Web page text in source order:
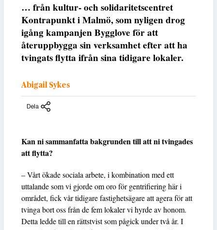
… från kultur- och solidaritetscentret
Kontrapunkt i Malmö, som nyligen drog
igång kampanjen Bygglove för att
återuppbygga sin verksamhet efter att ha
tvingats flytta ifrån sina tidigare lokaler.
Abigail Sykes
Dela
Kan ni sammanfatta bakgrunden till att ni tvingades
att flytta?
– Vårt ökade sociala arbete, i kombination med ett
uttalande som vi gjorde om oro för gentrifiering här i
området, fick vår tidigare fastighetsägare att agera för att
tvinga bort oss från de fem lokaler vi hyrde av honom.
Detta ledde till en rättstvist som pågick under två år. I